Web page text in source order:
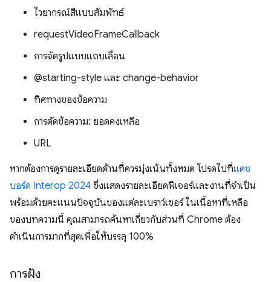
ไวยากรณ์สีแบบสัมพัทธ์
requestVideoFrameCallback
การจัดรูปแบบแถบเลื่อน
@starting-style และ change-behavior
ทิศทางของข้อความ
การตัดข้อความ: ยอดคงเหลือ
URL
หากต้องการดูรายละเอียดด้านที่ควรมุ่งเน้นทั้งหมด โปรดไปที่แดช
บอร์ด Interop 2024 ซึ่งแสดงรายละเอียดฟีเจอร์และงานที่จำเป็น
พร้อมด้วยคะแนนปัจจุบันของแต่ละเบราว์เซอร์ ในเนื้อหาที่เหลือ
ของบทความนี้ คุณสามารถค้นหาเกี่ยวกับส่วนที่ Chrome ต้อง
ดำเนินการมากที่สุดเพื่อให้บรรลุ 100%
การฝัง